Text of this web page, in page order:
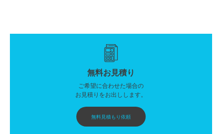
無料お見積り
ご希望に合わせた場合の
お見積りをお出しします。
無料見積もり依頼